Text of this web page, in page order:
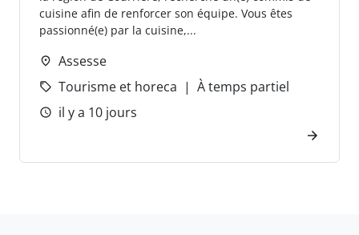
cuisine afin de renforcer son équipe. Vous êtes
passionné(e) par la cuisine,...
Assesse
Tourisme et horeca
À temps partiel
il y a 10 jours